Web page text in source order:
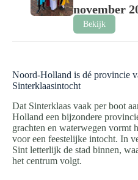
november
Bekijk
Noord-Holland is dé provincie
Sinterklaasintocht
Dat Sinterklaas vaak per boot
Holland een bijzondere
grachten en waterwegen vormt
voor een feestelijke intocht. In
Sint letterlijk de stad binnen,
het centrum volgt.